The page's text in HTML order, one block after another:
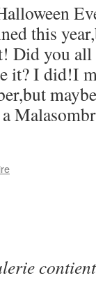
this
Did you
it? I did!I
a